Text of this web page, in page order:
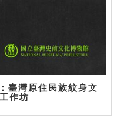
臺灣原住民族紋身文
作坊